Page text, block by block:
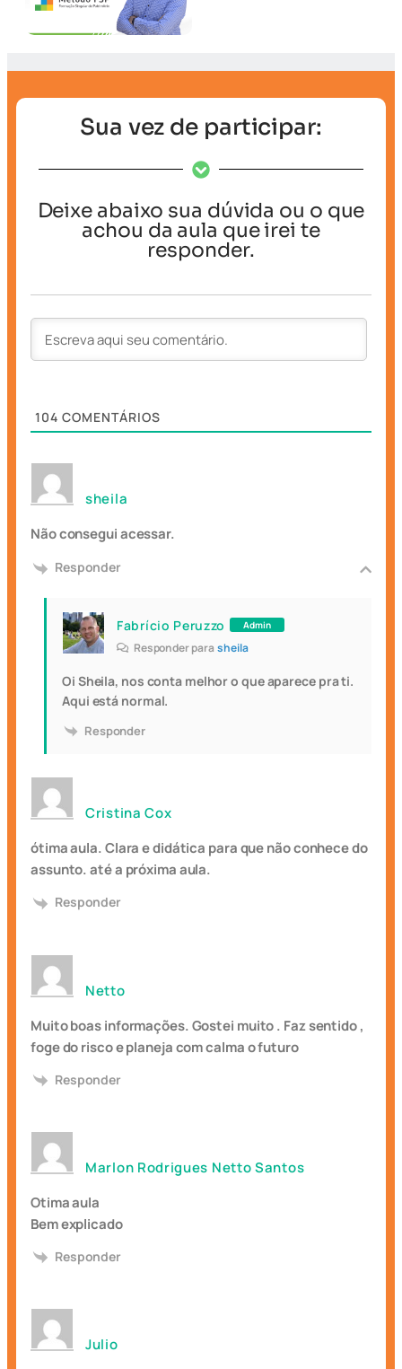
Sua vez de participar:
Deixe abaixo sua dúvida ou o que
achou da aula que irei te
responder.
104 COMENTÁRIOS
sheila
Não consegui acessar.
Responder
Fabrício Peruzzo Admin
Responder parasheila
Oi Sheila, nos conta melhor o que aparece pra ti.
Aqui está normal.
Responder
Cristina Cox
ótima aula. Clara e didática para que não conhece do
assunto. até a próxima aula.
Responder
Netto
Muito boas informações. Gostei muito . Faz sentido ,
foge do risco e planeja com calma o futuro
Responder
Marlon Rodrigues Netto Santos
Otima aula
Bem explicado
Responder
Julio